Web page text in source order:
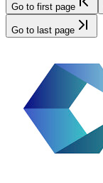
Go to first page
Go to last page